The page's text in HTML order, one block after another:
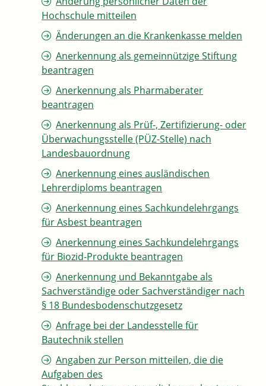
Hochschule mitteilen
Änderungen an die Krankenkasse melden
Anerkennung als gemeinnützige Stiftung
beantragen
Anerkennung als Pharmaberater
beantragen
Anerkennung als Prüf-, Zertifizierung- oder
Überwachungsstelle (PÜZ-Stelle) nach
Landesbauordnung
Anerkennung eines ausländischen
Lehrerdiploms beantragen
Anerkennung eines Sachkundelehrgangs
für Asbest beantragen
Anerkennung eines Sachkundelehrgangs
für Biozid-Produkte beantragen
Anerkennung und Bekanntgabe als
Sachverständige oder Sachverständiger nach
§ 18 Bundesbodenschutzgesetz
Anfrage bei der Landesstelle für
Bautechnik stellen
Angaben zur Person mitteilen, die die
Aufgaben des